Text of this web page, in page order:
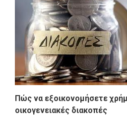
Πώς να εξοικονομήσετε
οικογενειακές διακοπές